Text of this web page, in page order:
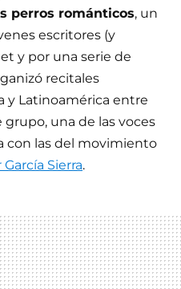
perros románticos, un
escritores (y
y por una serie de
recitales
y Latinoamérica entre
grupo, una de las voces
con las del movimiento
García Sierra.